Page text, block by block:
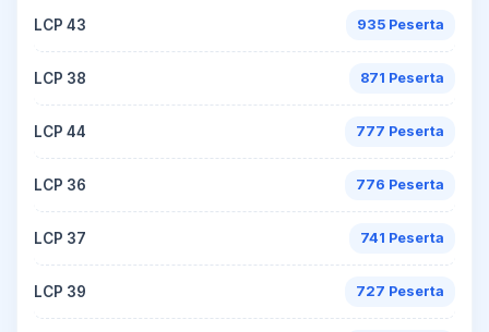
LCP 43 935 Peserta
LCP 38 871 Peserta
LCP 44 777 Peserta
LCP 36 776 Peserta
LCP 37 741 Peserta
LCP 39 727 Peserta